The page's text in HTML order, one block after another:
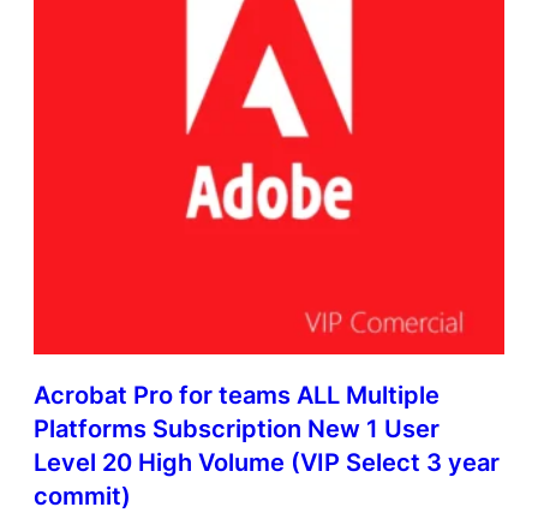
Acrobat Pro for teams ALL Multiple
Platforms Subscription New 1 User
Level 20 High Volume (VIP Select 3 year
commit)